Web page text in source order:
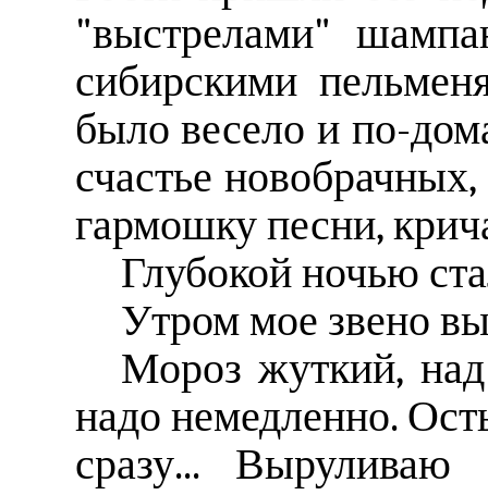
"выстрелами"
сибирскими
было весело и по-
счастье
гармошку песни,
Глубокой ночью
Утром мое звено
Мороз жуткий,
надо немедленно.
сразу...